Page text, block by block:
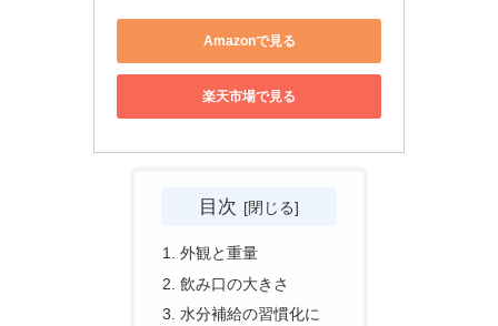
Amazonで見る
楽天市場で見る
目次
外観と重量
飲み口の大きさ
水分補給の習慣化に